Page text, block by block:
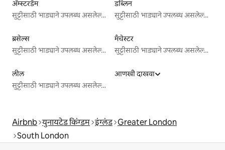
ॲम्स्टरडॅम
सुट्टीसाठी भाड्याने उपलब्ध असलेल्या जागा
डब्लिन
सुट्टीसाठी भाड्याने उपलब्ध असलेल्या जागा
ब्रसेल्स
सुट्टीसाठी भाड्याने उपलब्ध असलेल्या जागा
मँचेस्टर
सुट्टीसाठी भाड्याने उपलब्ध असलेल्या जागा
लील
सुट्टीसाठी भाड्याने उपलब्ध असलेल्या जागा
आणखी दाखवा
Airbnb युनायटेड किंग्डम इंग्लंड Greater London
South London